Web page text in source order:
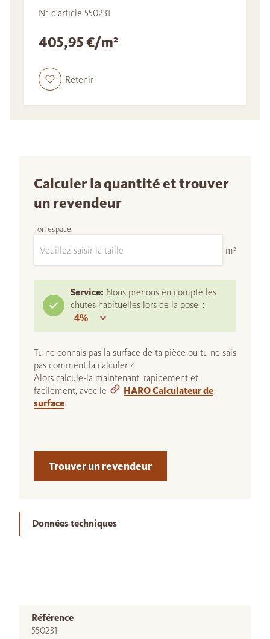
N° d'article 550231
405,95 €/m²
Retenir
Calculer la quantité et trouver
un revendeur
Ton espace
m²
Service: Nous prenons en compte les
chutes habituelles lors de la pose. :
Tu ne connais pas la surface de ta pièce ou tu ne sais
pas comment la calculer ?
Alors calcule-la maintenant, rapidement et
facilement, avec le
HARO Calculateur de
surface.
Trouver un revendeur
Données techniques
Référence
550231